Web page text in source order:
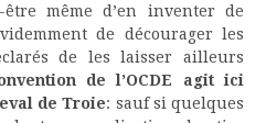
même d’en inventer de
de décourager les
de les laisser ailleurs
de l’OCDE agit ici
de Troie: sauf si quelques